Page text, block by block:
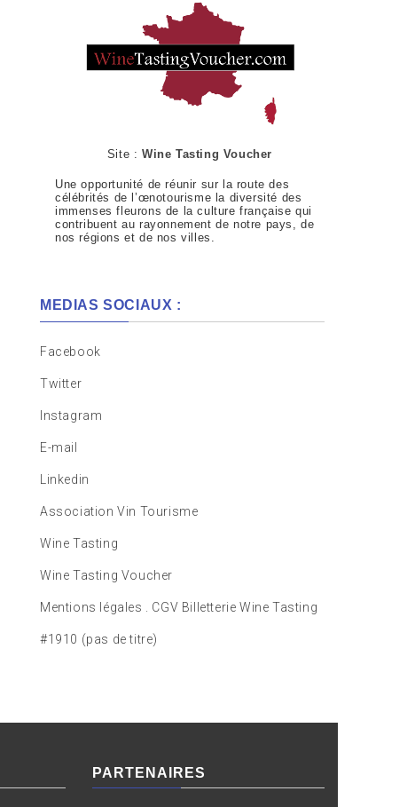
Site :Wine Tasting Voucher
Une opportunité de réunir sur la route des
célébrités de l’œnotourisme la diversité des
immenses fleurons de la culture française qui
contribuent au rayonnement de notre pays, de
nos régions et de nos villes.
MEDIAS SOCIAUX :
Facebook
Twitter
Instagram
E-mail
Linkedin
Association Vin Tourisme
Wine Tasting
Wine Tasting Voucher
Mentions légales . CGV Billetterie Wine Tasting
#1910 (pas de titre)
PARTENAIRES